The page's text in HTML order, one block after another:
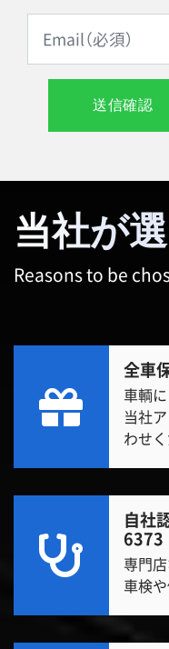
当社が
Reasons to be
全車
車輌
当社
わせく
自社
6373
専門
車検